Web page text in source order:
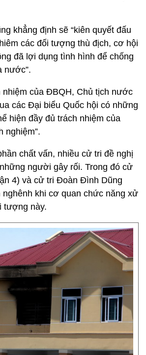
khẳng định sẽ “kiên quyết đấu
các đối tượng thù địch, cơ hội
đã lợi dụng tình hình để chống
nước”.
của ĐBQH, Chủ tịch nước
các Đại biểu Quốc hội có những
hiện đầy đủ trách nhiệm của
nghiệm”.
chất vấn, nhiều cử tri đề nghị
người gây rối. Trong đó cử
4) và cử tri Đoàn Đình Dũng
nghênh khi cơ quan chức năng xử
tượng này.